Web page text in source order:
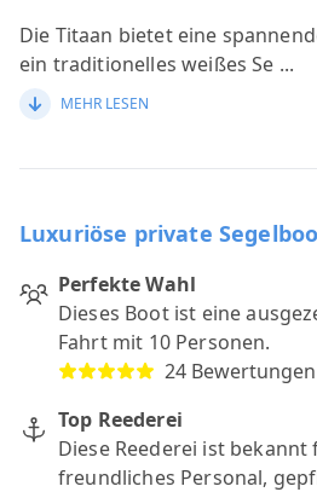
Die Titaan bietet eine
ein traditionelles weißes Se ...
MEHR LESEN
Luxuriöse private
Perfekte Wahl
Dieses Boot ist eine
Fahrt mit 10 Personen.
24 Bewertungen
Top Reederei
Diese Reederei ist
freundliches Personal,